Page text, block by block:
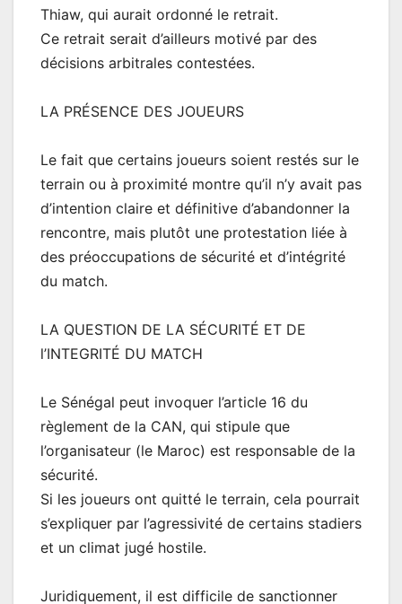
Thiaw, qui aurait ordonné le retrait.
Ce retrait serait d’ailleurs motivé par des
décisions arbitrales contestées.
LA PRÉSENCE DES JOUEURS
Le fait que certains joueurs soient restés sur le
terrain ou à proximité montre qu’il n’y avait pas
d’intention claire et définitive d’abandonner la
rencontre, mais plutôt une protestation liée à
des préoccupations de sécurité et d’intégrité
du match.
LA QUESTION DE LA SÉCURITÉ ET DE
l’INTEGRITÉ DU MATCH
Le Sénégal peut invoquer l’article 16 du
règlement de la CAN, qui stipule que
l’organisateur (le Maroc) est responsable de la
sécurité.
Si les joueurs ont quitté le terrain, cela pourrait
s’expliquer par l’agressivité de certains stadiers
et un climat jugé hostile.
Juridiquement, il est difficile de sanctionner